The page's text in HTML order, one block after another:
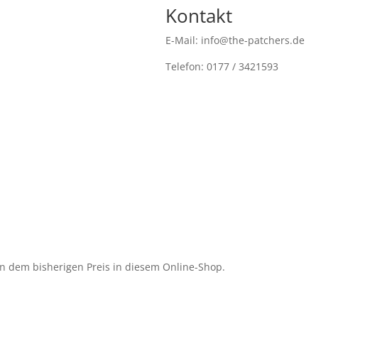
Kontakt
E-Mail: info@the-patchers.de
Telefon: 0177 / 3421593
dem bisherigen Preis in diesem Online-Shop.